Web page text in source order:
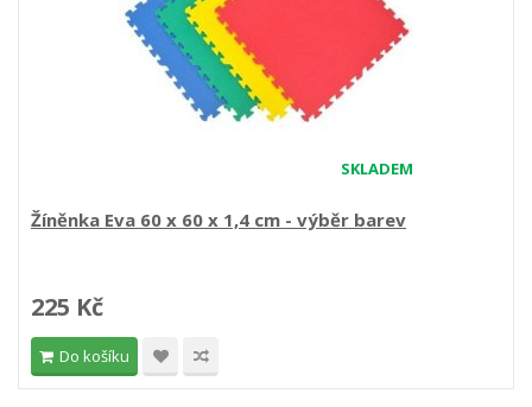
SKLADEM
Žíněnka Eva 60 x 60 x 1,4 cm - výběr barev
225 Kč
Do košíku